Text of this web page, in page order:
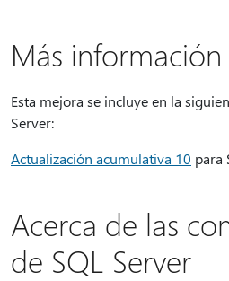
Más información
Esta mejora se incluye en la
Server:
Actualización acumulativa 10 para
Acerca de las
de SQL Server